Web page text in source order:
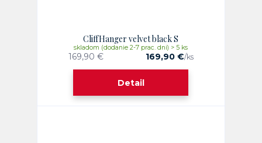
CliffHanger velvet black S
169,90 € 169,90 €/ks
skladom (dodanie 2-7 prac. dni) > 5 ks
Detail